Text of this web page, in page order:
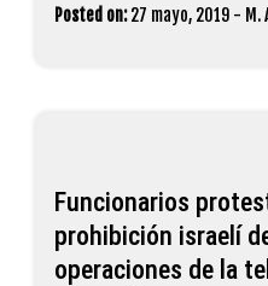
Posted on: 27 mayo, 2019 - M.
Funcionarios
prohibición israelí
operaciones de la